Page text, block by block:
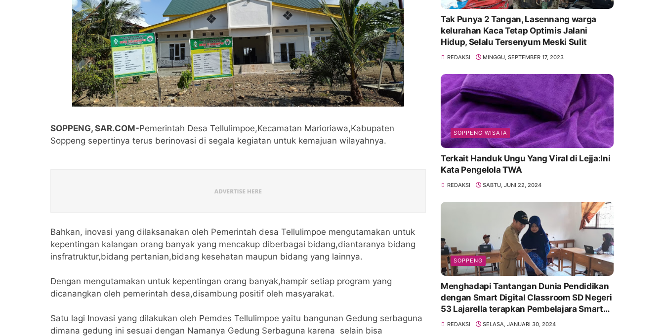
SOPPENG, SAR.COM-Pemerintah Desa Tellulimpoe,Kecamatan Marioriawa,Kabupaten
Soppeng sepertinya terus berinovasi di segala kegiatan untuk kemajuan wilayahnya.
Bahkan, inovasi yang dilaksanakan oleh Pemerintah desa Tellulimpoe mengutamakan untuk
kepentingan kalangan orang banyak yang mencakup diberbagai bidang,diantaranya bidang
insfratruktur,bidang pertanian,bidang kesehatan maupun bidang yang lainnya.
Dengan mengutamakan untuk kepentingan orang banyak,hampir setiap program yang
dicanangkan oleh pemerintah desa,disambung positif oleh masyarakat.
Satu lagi Inovasi yang dilakukan oleh Pemdes Tellulimpoe yaitu bangunan Gedung serbaguna
dimana gedung ini sesuai dengan Namanya Gedung Serbaguna karena selain bisa
Tak Punya 2 Tangan, Lasennang warga
kelurahan Kaca Tetap Optimis Jalani
Hidup, Selalu Tersenyum Meski Sulit
REDAKSI MINGGU, SEPTEMBER 17, 2023
SOPPENG WISATA
Terkait Handuk Ungu Yang Viral di Lejja:Ini
Kata Pengelola TWA
REDAKSI SABTU, JUNI 22, 2024
SOPPENG
Menghadapi Tantangan Dunia Pendidikan
dengan Smart Digital Classroom SD Negeri
53 Lajarella terapkan Pembelajara Smart
Class Device
REDAKSI SELASA, JANUARI 30, 2024